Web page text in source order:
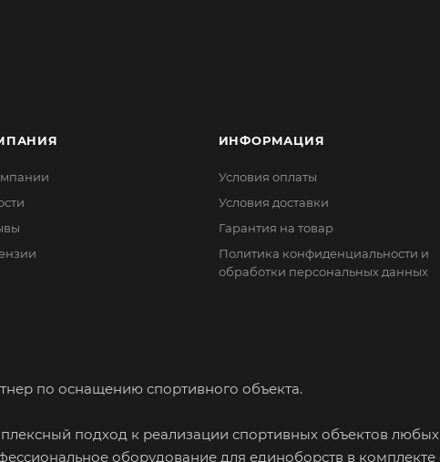
ИНФОРМАЦИЯ
Условия оплаты
Условия доставки
Гарантия на товар
Политика конфиденциальности и
обработки персональных данных
по оснащению спортивного объекта.
подход к реализации спортивных объектов
оборудование для единоборств в